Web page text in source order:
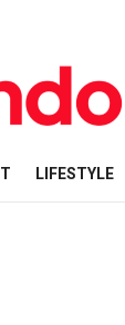
LIFESTYLE